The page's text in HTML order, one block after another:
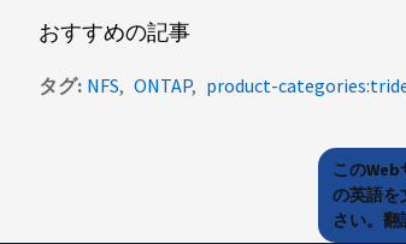
おすすめの記事
タグ NFS ONTAP
この
の英語を
さい。